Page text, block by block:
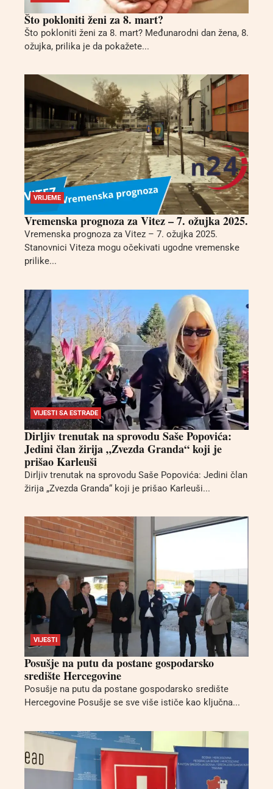
Što pokloniti ženi za 8. mart?
Što pokloniti ženi za 8. mart? Međunarodni dan žena, 8.
ožujka, prilika je da pokažete...
VRIJEME
Vremenska prognoza za Vitez – 7. ožujka 2025.
Vremenska prognoza za Vitez – 7. ožujka 2025.
Stanovnici Viteza mogu očekivati ugodne vremenske
prilike...
VIJESTI SA ESTRADE
Dirljiv trenutak na sprovodu Saše Popovića:
Jedini član žirija „Zvezda Granda“ koji je
prišao Karleuši
Dirljiv trenutak na sprovodu Saše Popovića: Jedini član
žirija „Zvezda Granda“ koji je prišao Karleuši...
VIJESTI
Posušje na putu da postane gospodarsko
središte Hercegovine
Posušje na putu da postane gospodarsko središte
Hercegovine Posušje se sve više ističe kao ključna...